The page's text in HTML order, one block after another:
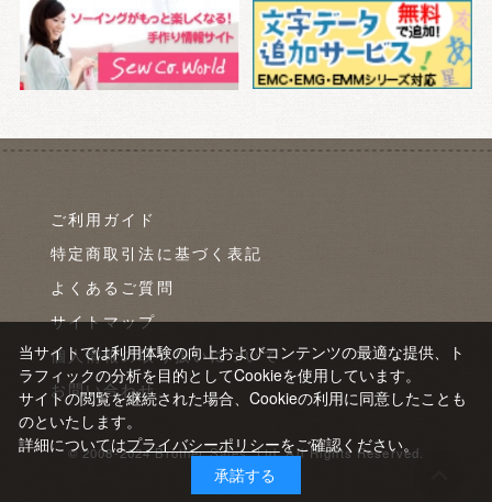
ご利用ガイド
特定商取引法に基づく表記
よくあるご質問
サイトマップ
個人情報の取り扱いについて
お問い合わせ
© 2008-2024 Brother Sales, Ltd. All Rights Reserved.
当サイトでは利用体験の向上およびコンテンツの最適な提供、ト
ラフィックの分析を目的としてCookieを使用しています。
サイトの閲覧を継続された場合、Cookieの利用に同意したことも
のといたします。
詳細についてはプライバシーポリシーをご確認ください。
承諾する